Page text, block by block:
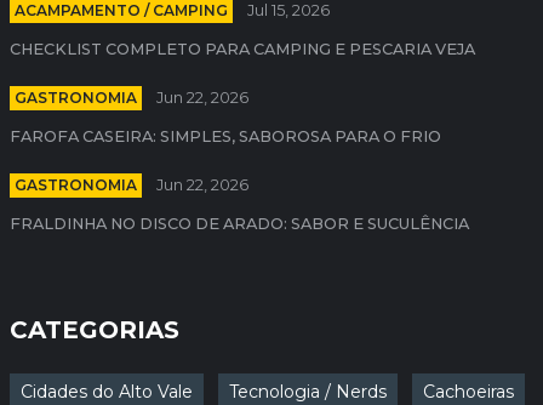
ACAMPAMENTO / CAMPING Jul 15, 2026
CHECKLIST COMPLETO PARA CAMPING E PESCARIA VEJA
GASTRONOMIA Jun 22, 2026
FAROFA CASEIRA: SIMPLES, SABOROSA PARA O FRIO
GASTRONOMIA Jun 22, 2026
FRALDINHA NO DISCO DE ARADO: SABOR E SUCULÊNCIA
CATEGORIAS
Cidades do Alto Vale Tecnologia / Nerds Cachoeiras